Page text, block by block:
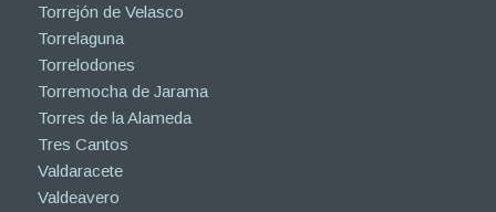
Torrejón de Velasco
Torrelaguna
Torrelodones
Torremocha de Jarama
Torres de la Alameda
Tres Cantos
Valdaracete
Valdeavero